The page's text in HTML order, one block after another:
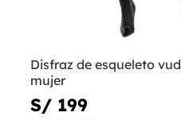
Disfraz de esqueleto
mujer
S/ 199